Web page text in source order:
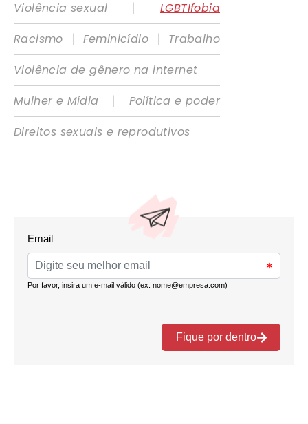
Violência sexual |
LGBTIfobia
Racismo
| Feminicídio |
Trabalho
Violência de gênero na internet
Mulher e Mídia
|
Política e poder
Direitos sexuais e reprodutivos